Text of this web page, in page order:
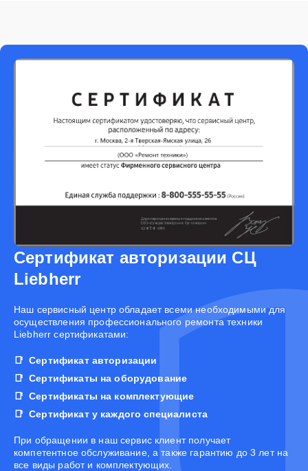
Сертификат авторизации СЦ
Liebherr
Наш сервисный центр обладает всеми необходимыми для
осуществления профессионального ремонта техники
Liebherr сертификатами:
Сертификат авторизации
Сертификаты на оборудование
Сертификаты на комплектующие
Сертификат у каждого специалиста
При обращении в наш сервис клиент получает
компетентное обслуживание, а также гарантию до 3 лет на
все виды работ и комплектующих.